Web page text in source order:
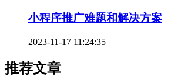
小程序推广难题和解决方案
2023-11-17 11:24:35
推荐文章